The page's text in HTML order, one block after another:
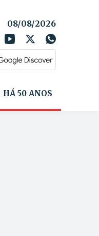
08/08/2026
HÁ 50 ANOS